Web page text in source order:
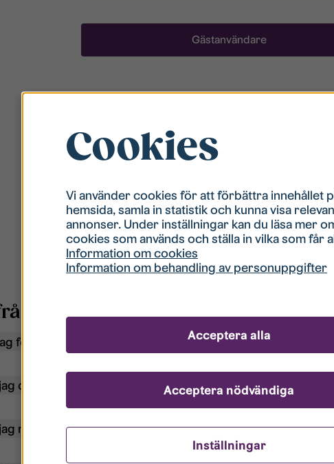
Gästanvändare
För att ha möjlighet att söka boende måste du
snabbt!
Registrera ett konto
och svar
för användarnamn?
om mitt konto är låst?
när jag glömt mitt lösenord?
Cookies
Vi använder cookies för att förbättra innehållet
hemsida, samla in statistik och kunna visa
annonser. Under inställningar kan du läsa mer
cookies som används och ställa in vilka som får
Information om cookies
Information om behandling av personuppgifter
Inställningar
Acceptera nödvändiga
Acceptera alla